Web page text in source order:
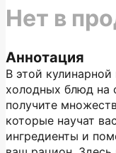
Аннотация
В этой
холодных блюд на
получите
которые научат
ингредиенты и
Нет в